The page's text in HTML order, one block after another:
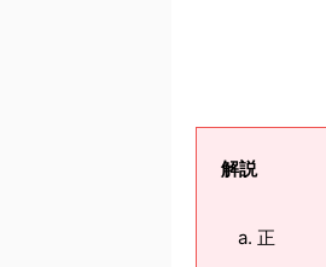
解説
正